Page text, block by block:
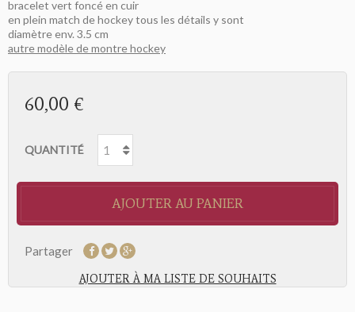
bracelet vert foncé en cuir
en plein match de hockey tous les détails y sont
diamètre env. 3.5 cm
autre modèle de montre hockey
60,00 €
QUANTITÉ
AJOUTER AU PANIER
Partager
AJOUTER À MA LISTE DE SOUHAITS